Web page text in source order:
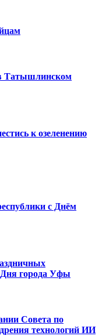
Татышлинском
к озеленению
с Днём
Дня города Уфы
Совета по
технологий ИИ